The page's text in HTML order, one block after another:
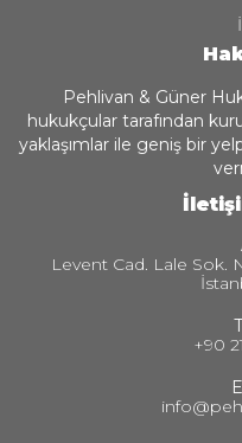
Pehlivan & Güner
hukukçular tarafından
yaklaşımlar ile geniş bir
Levent Cad. Lale Sok.
+90